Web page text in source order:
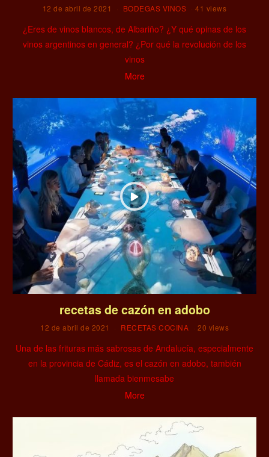
12 de abril de 2021 BODEGAS VINOS 41 views
¿Eres de vinos blancos, de Albariño? ¿Y qué opinas de los
vinos argentinos en general? ¿Por qué la revolución de los
vinos
More
recetas de cazón en adobo
12 de abril de 2021 RECETAS COCINA 20 views
Una de las frituras más sabrosas de Andalucía, especialmente
en la provincia de Cádiz, es el cazón en adobo, también
llamada bienmesabe
More